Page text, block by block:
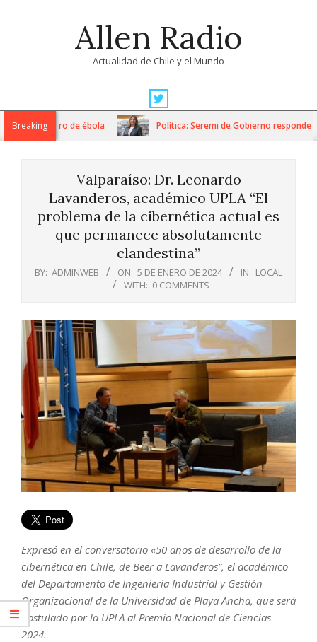
Allen Radio
Actualidad de Chile y el Mundo
Navigation
MenuBreaking
simulacro de ébola Política: Seremi de Gobierno responde a
Valparaíso: Dr. Leonardo
Lavanderos, académico UPLA “El
problema de la cibernética actual es
que permanece absolutamente
clandestina”
BY: ADMINWEB ON: 5 DE ENERO DE 2024 IN: LOCAL
WITH: 0 COMMENTS
Expresó en el conversatorio «50 años de desarrollo de la
cibernética en Chile, de Beer a Lavanderos”, el académico
del Departamento de Ingeniería Industrial y Gestión
Organizacional de la Universidad de Playa Ancha, que será
postulado por la UPLA al Premio Nacional de Ciencias
2024.